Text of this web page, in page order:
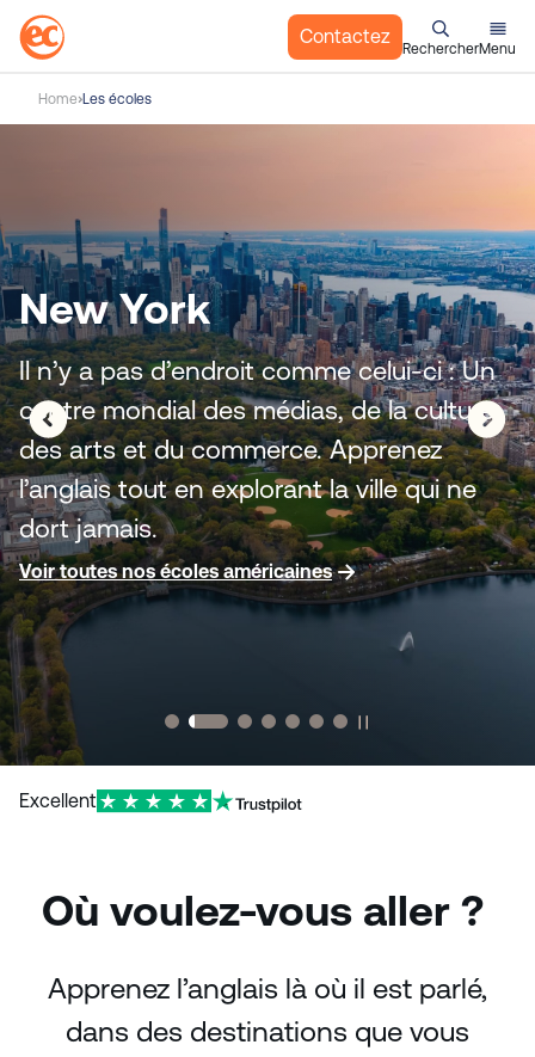
a
u
c
o
n
t
e
n
u
Contactez
RechercherMenu
Home Les écoles
Découvrez nos
écoles d’anglais
Le monde vous attend
New York
Il n’y a pas d’endroit comme celui-ci : Un
centre mondial des médias, de la culture,
des arts et du commerce. Apprenez
l’anglais tout en explorant la ville qui ne
dort jamais.
Voir toutes nos écoles américaines
Dublin
Voir nos programmes à Dublin
Cape Town
Voir nos programmes au Cap
Malte
Voir nos programmes à Malte
Vancouver
Voir toutes nos écoles au Canada
Cambridge
Voir toutes nos écoles au Royaume-Uni
Excellent
Où voulez-vous aller ?
Apprenez l’anglais là où il est parlé,
dans des destinations que vous